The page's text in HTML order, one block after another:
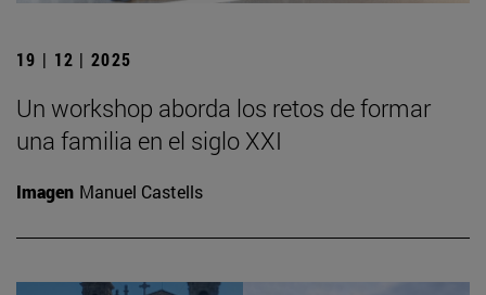
19 | 12 | 2025
Un workshop aborda los retos de formar
una familia en el siglo XXI
Imagen Manuel Castells